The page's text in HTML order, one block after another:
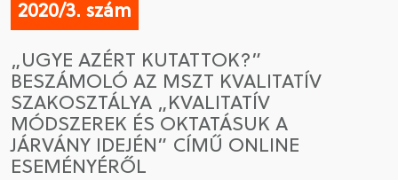
2020/3. szám
„UGYE AZÉRT KUTATTOK?”
BESZÁMOLÓ AZ MSZT KVALITATÍV
SZAKOSZTÁLYA „KVALITATÍV
MÓDSZEREK ÉS OKTATÁSUK A
JÁRVÁNY IDEJÉN” CÍMŰ ONLINE
ESEMÉNYÉRŐL